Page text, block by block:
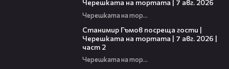
Черешката на тортата | 7 авг. 2026
Черешката на тортата
Станимир Гъмов посреща гости |
Черешката на тортата | 7 авг. 2026 |
част 2
Черешката на тортата